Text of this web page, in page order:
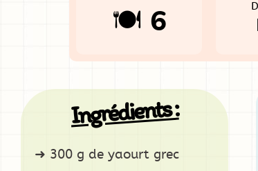
🍽️ 6
Ingrédients :
300 g de yaourt grec